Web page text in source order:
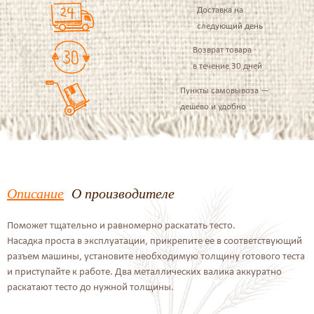
Доставка на
следующий день
Возврат товара
в течение 30 дней
Пункты самовывоза —
дешево и удобно
Описание О производителе
Поможет тщательно и равномерно раскатать тесто.
Насадка проста в эксплуатации, прикрепите ее в соответствующий
разъем машины, установите необходимую толщину готового теста
и приступайте к работе. Два металлических валика аккуратно
раскатают тесто до нужной толщины.